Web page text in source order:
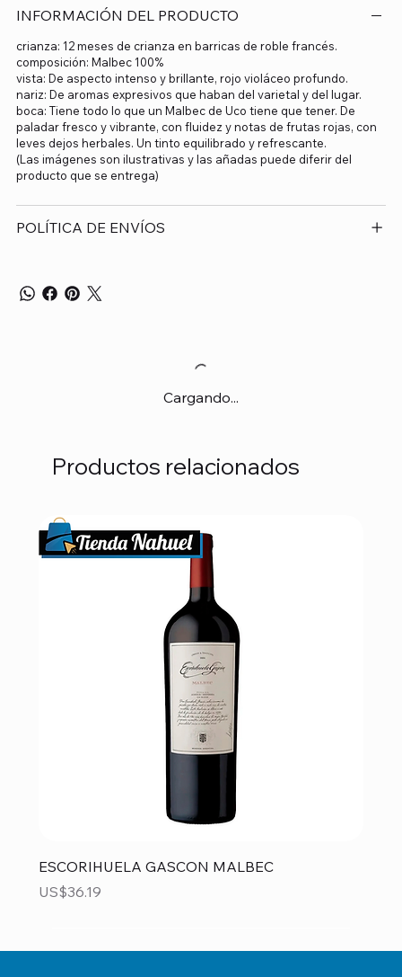
INFORMACIÓN DEL PRODUCTO
crianza: 12 meses de crianza en barricas de roble francés.
composición: Malbec 100%
vista: De aspecto intenso y brillante, rojo violáceo profundo.
nariz: De aromas expresivos que haban del varietal y del lugar.
boca: Tiene todo lo que un Malbec de Uco tiene que tener. De
paladar fresco y vibrante, con fluidez y notas de frutas rojas, con
leves dejos herbales. Un tinto equilibrado y refrescante.
(Las imágenes son ilustrativas y las añadas puede diferir del
producto que se entrega)
POLÍTICA DE ENVÍOS
Cargando...
Productos relacionados
ESCORIHUELA GASCON MALBEC
Precio
US$36.19